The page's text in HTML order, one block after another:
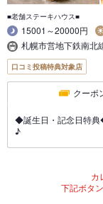
■老舗ステーキハウス■
15001～20000円
札幌市営地下鉄南北
口コミ投稿特典対象店
クーポ
◆誕生日・記念日特典
♪
カ
下記ボタ